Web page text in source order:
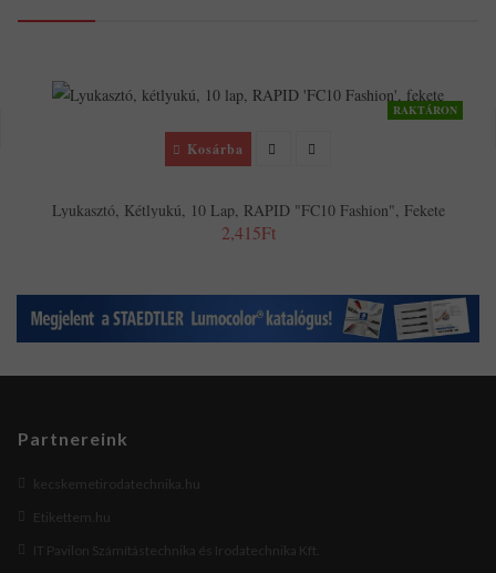
RAKTÁRON
Kosárba
Lyukasztó, Kétlyukú, 10 Lap, RAPID "FC10 Fashion", Fekete
2,415Ft
Partnereink
kecskemetirodatechnika.hu
Etikettem.hu
IT Pavilon Számítástechnika és Irodatechnika Kft.